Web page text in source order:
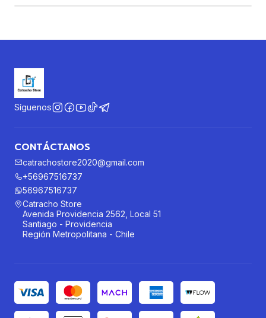
Síguenos
CONTÁCTANOS
catrachostore2020@gmail.com
+56967516737
56967516737
Catracho Store
Avenida Providencia 2562, Local 51
Santiago - Providencia
Región Metropolitana - Chile